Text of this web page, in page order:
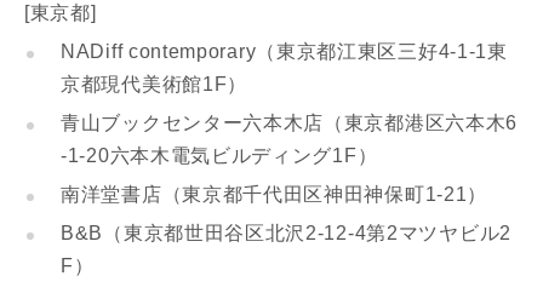
[東京都]
NADiff contemporary（東京都江東区三好4-1-1東
京都現代美術館1F）
青山ブックセンター六本木店（東京都港区六本木6
-1-20六本木電気ビルディング1F）
南洋堂書店（東京都千代田区神田神保町1-21）
B&B（東京都世田谷区北沢2-12-4第2マツヤビル2
F）